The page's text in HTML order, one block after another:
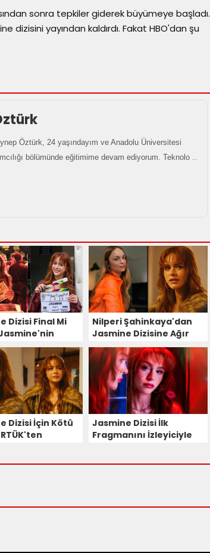
sonra tepkiler giderek büyümeye başladı.
dizisini yayından kaldırdı. Fakat HBO'dan şu
Öztürk, 24 yaşındayım ve Anadolu Üniversitesi
bölümünde eğitimime devam ediyorum. Teknolo ..
Dizisi Final Mi
Olacak Mı?
Nilperi Şahinkaya'dan
Jasmine Dizisine Ağır
Sözler! Diziyi Yerden
Yere Vurdu!
Dizisi İçin Kötü
Jasmine Dizisi İlk
Fragmanını İzleyiciyle